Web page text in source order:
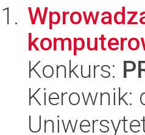
Konkurs:
Kierownik: